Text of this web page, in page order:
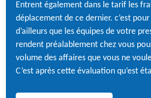
Entrent également dans le tarif les
déplacement de ce dernier. c’est
d’ailleurs que les équipes de votre
rendent préalablement chez vous
volume des affaires que vous ne
C’est après cette évaluation qu’est